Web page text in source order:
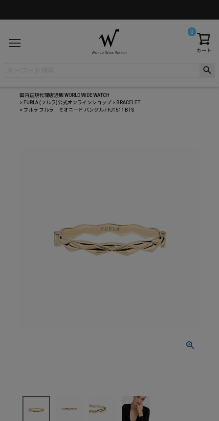
カート
0
国内正規代理店通販 WORLD WIDE WATCH
FURLA (フルラ)公式オンラインショップ
BRACELET
フルラ フルラ ミオニード バングル / FJ1511BTS